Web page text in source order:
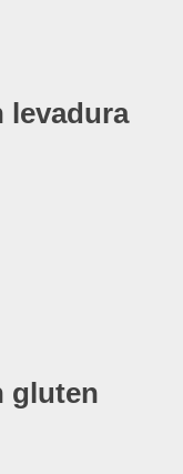
levadura
gluten